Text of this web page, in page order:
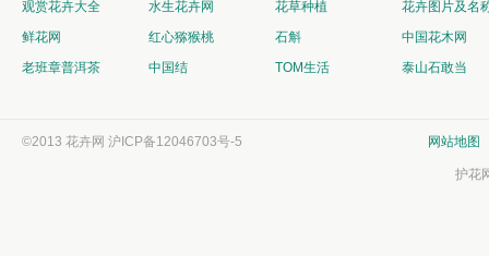
观赏花卉大全
水生花卉网 花草种植
花卉图片及名
鲜花网
红心猕猴桃 石斛
中国花木网
老班章普洱茶
中国结 TOM生活 泰山石敢当
©2013 花卉网 沪ICP备12046703号-5 网站地图
护花